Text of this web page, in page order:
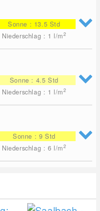
Sonne : 13.5 Std
Niederschlag : 1 l/m2
Sonne : 4.5 Std
Niederschlag : 1 l/m2
Sonne : 9 Std
Niederschlag : 6 l/m2